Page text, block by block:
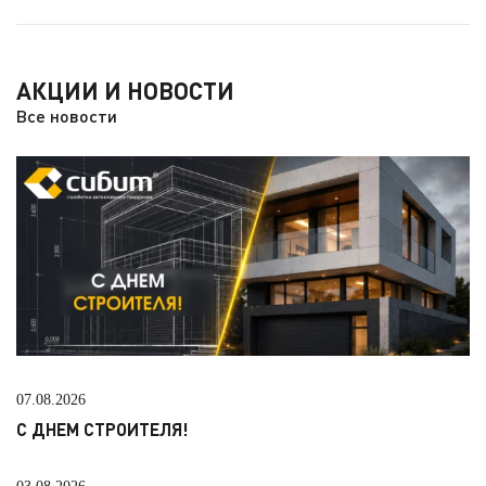
АКЦИИ И НОВОСТИ
Все новости
07.08.2026
С ДНЕМ СТРОИТЕЛЯ!